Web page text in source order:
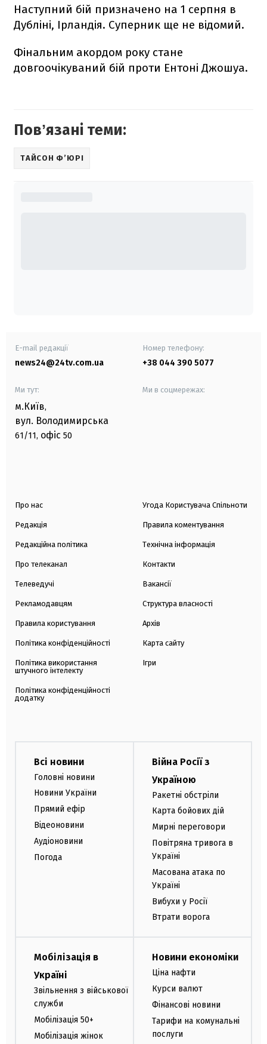
Наступний бій призначено на 1 серпня в
Дубліні, Ірландія. Суперник ще не відомий.
Фінальним акордом року стане
довгоочікуваний бій проти Ентоні Джошуа.
Повʼязані теми:
ТАЙСОН Ф’ЮРІ
E-mail редакції
news24@24tv.com.ua
Номер телефону:
+38 044 390 5077
Ми тут:
м.Київ,
вул. Володимирська
61/11, офіс 50
Ми в соцмережах:
Про нас
Редакція
Редакційна політика
Про телеканал
Телеведучі
Рекламодавцям
Правила користування
Політика конфіденційності
Політика використання
штучного інтелекту
Політика конфіденційності
додатку
Угода Користувача Спільноти
Правила коментування
Технічна інформація
Контакти
Вакансії
Структура власності
Архів
Карта сайту
Ігри
Всі новини
Головні новини
Новини України
Прямий ефір
Відеоновини
Аудіоновини
Погода
Війна Росії з
Україною
Ракетні обстріли
Карта бойових дій
Мирні переговори
Повітряна тривога в
Україні
Масована атака по
Україні
Вибухи у Росії
Втрати ворога
Мобілізація в
Україні
Звільнення з військової
служби
Мобілізація 50+
Мобілізація жінок
Новини економіки
Ціна нафти
Курси валют
Фінансові новини
Тарифи на комунальні
послуги